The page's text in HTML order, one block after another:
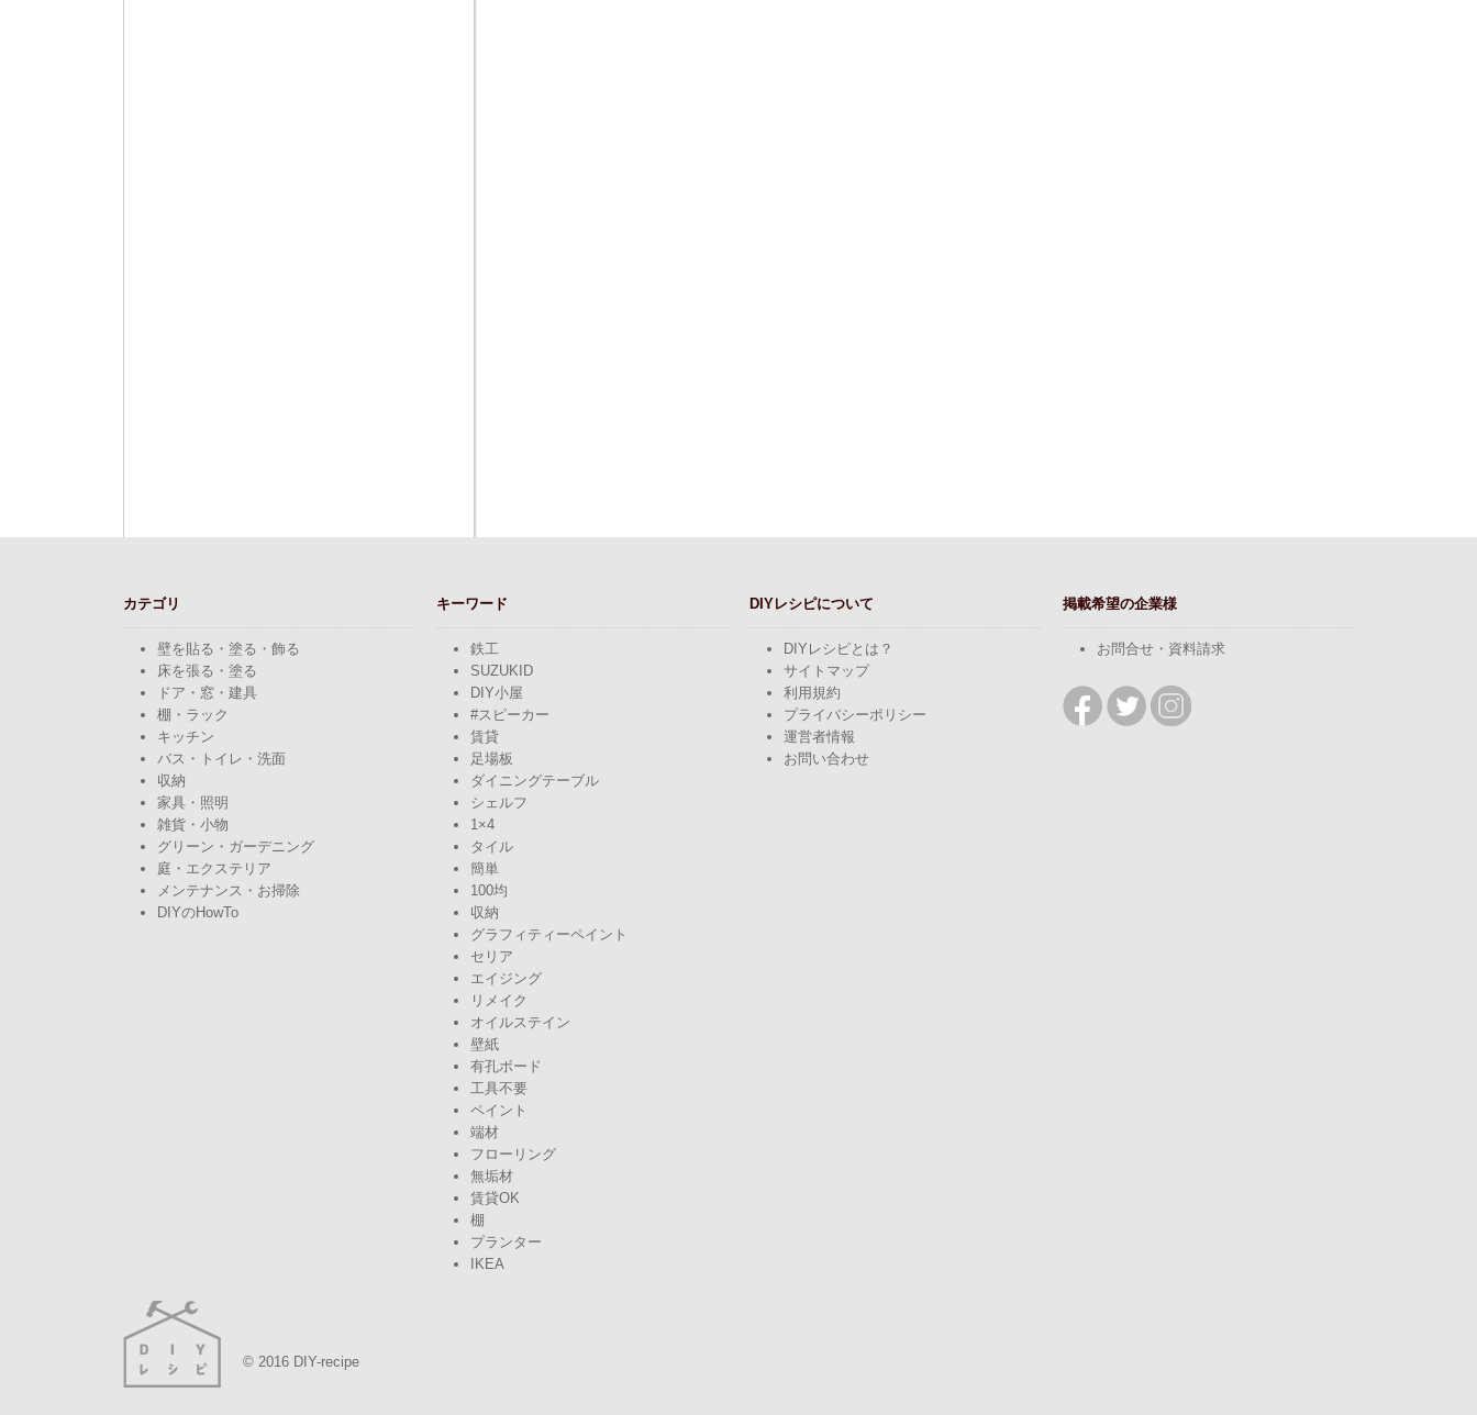
カテゴリ
壁を貼る・塗る・飾る
床を張る・塗る
ドア・窓・建具
棚・ラック
キッチン
バス・トイレ・洗面
収納
家具・照明
雑貨・小物
グリーン・ガーデニング
庭・エクステリア
メンテナンス・お掃除
DIYのHowTo
キーワード
鉄工
SUZUKID
DIY小屋
#スピーカー
賃貸
足場板
ダイニングテーブル
シェルフ
1×4
タイル
簡単
100均
収納
グラフィティーペイント
セリア
エイジング
リメイク
オイルステイン
壁紙
有孔ボード
工具不要
ペイント
端材
フローリング
無垢材
賃貸OK
棚
プランター
IKEA
DIYレシピについて
DIYレシピとは？
サイトマップ
利用規約
プライバシーポリシー
運営者情報
お問い合わせ
掲載希望の企業様
お問合せ・資料請求
© 2016 DIY-recipe